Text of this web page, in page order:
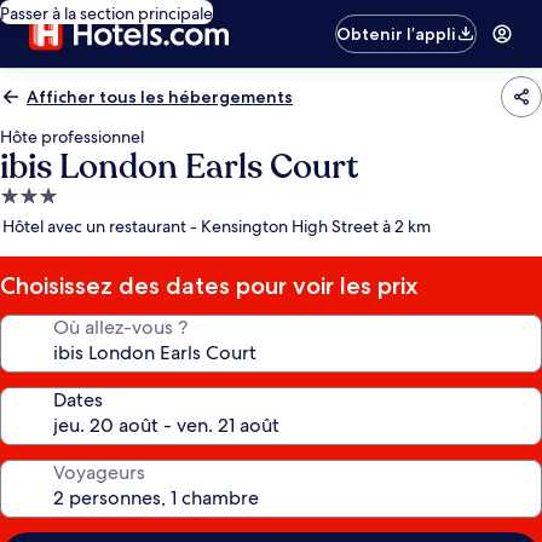
Passer à la section principale
Obtenir l’appli
Afficher tous les hébergements
Hôte professionnel
ibis London Earls Court
Hébergement
3.0 étoiles
Hôtel avec un restaurant - Kensington High Street à 2 km
Choisissez des dates pour voir les prix
Où allez-vous ?
Dates
Voyageurs